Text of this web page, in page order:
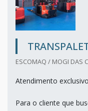
ESCOMAQ / MOGI DAS
Atendimento
Para o cliente que